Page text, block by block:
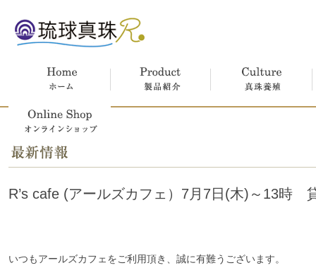
ホーム 製品紹介 真珠養殖
オンラインショップ
R’s cafe (アールズカフェ）7月7日(木)～13時
いつもアールズカフェをご利用頂き、誠に有難うございます。